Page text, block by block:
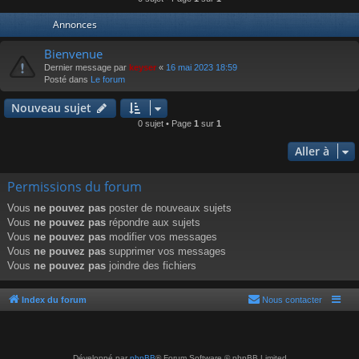
Annonces
Bienvenue
Dernier message par keyser « 16 mai 2023 18:59
Posté dans Le forum
Nouveau sujet
0 sujet • Page 1 sur 1
Aller à
Permissions du forum
Vous ne pouvez pas poster de nouveaux sujets
Vous ne pouvez pas répondre aux sujets
Vous ne pouvez pas modifier vos messages
Vous ne pouvez pas supprimer vos messages
Vous ne pouvez pas joindre des fichiers
Index du forum Nous contacter